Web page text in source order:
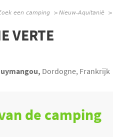
een camping Nieuw-Aquitanië
VERTE
Dordogne, Frankrijk
de camping